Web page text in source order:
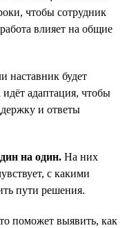
чтобы сотрудник
влияет на общие
наставник будет
адаптация, чтобы
и ответы
на один. На них
с какими
пути решения.
поможет выявить, как